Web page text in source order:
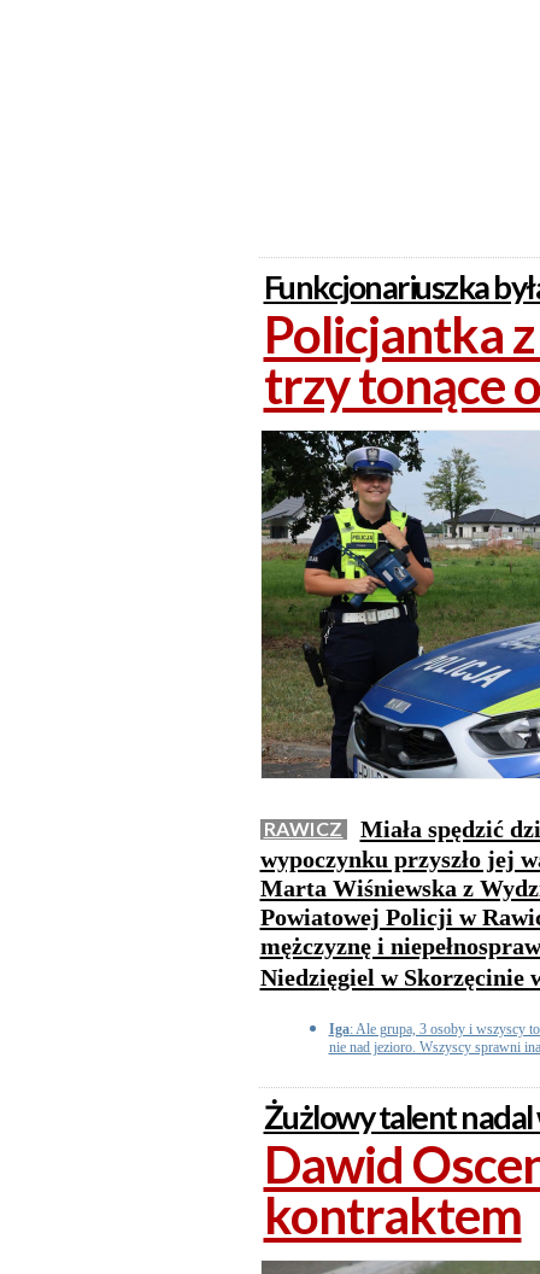
Funkcjonariuszka
Policjantka
trzy tonące
RAWICZ
Miała spędzić
wypoczynku przyszło jej
Marta Wiśniewska z
Powiatowej Policji w
mężczyznę i
Niedzięgiel w Skorzęcinie
Iga: Ale grupa, 3 osoby i wszyscy
nie nad jezioro. Wszyscy sprawni
Żużlowy talent nadal
Dawid
kontraktem